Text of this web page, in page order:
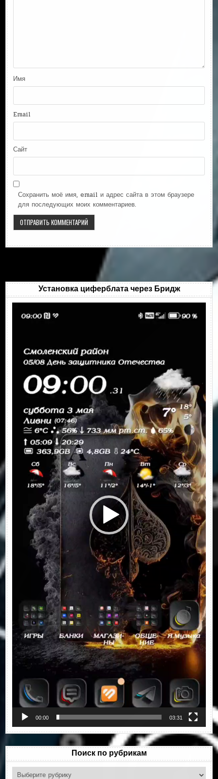
Имя
Email
Сайт
Сохранить моё имя, email и адрес сайта в этом браузере
для последующих моих комментариев.
Установка циферблата через Бридж
00:00 03:31
Поиск по рубрикам
Поиск